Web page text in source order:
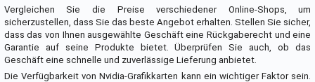
Vergleichen Sie die Preise verschiedener Online-Shops, um
sicherzustellen, dass Sie das beste Angebot erhalten. Stellen Sie sicher,
dass das von Ihnen ausgewählte Geschäft eine Rückgaberecht und eine
Garantie auf seine Produkte bietet. Überprüfen Sie auch, ob das
Geschäft eine schnelle und zuverlässige Lieferung anbietet.
Die Verfügbarkeit von Nvidia-Grafikkarten kann ein wichtiger Faktor sein.